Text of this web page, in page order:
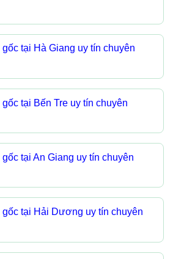
tại Hà Giang uy tín chuyên
tại Bến Tre uy tín chuyên
tại An Giang uy tín chuyên
gốc tại Hải Dương uy tín chuyên